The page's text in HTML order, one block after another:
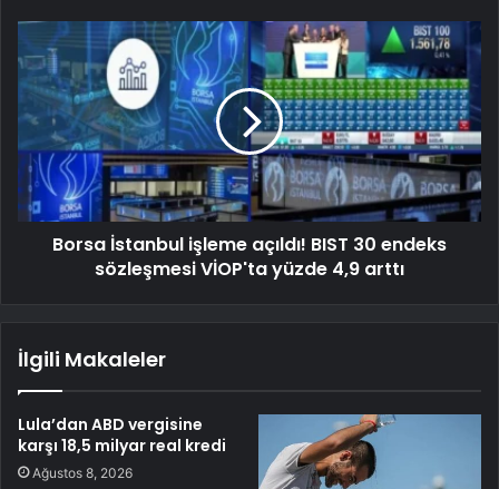
Borsa İstanbul işleme açıldı! BIST 30 endeks
sözleşmesi VİOP'ta yüzde 4,9 arttı
İlgili Makaleler
Lula’dan ABD vergisine
karşı 18,5 milyar real kredi
Ağustos 8, 2026